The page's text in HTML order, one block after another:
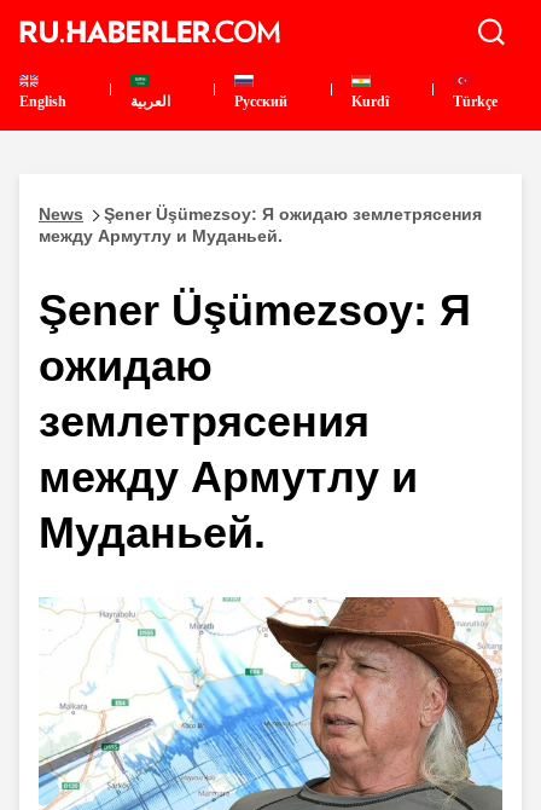
English العربية Pусский Kurdî Türkçe
News
Şener Üşümezsoy: Я ожидаю землетрясения
между Армутлу и Муданьей.
Şener Üşümezsoy: Я
ожидаю
землетрясения
между Армутлу и
Муданьей.